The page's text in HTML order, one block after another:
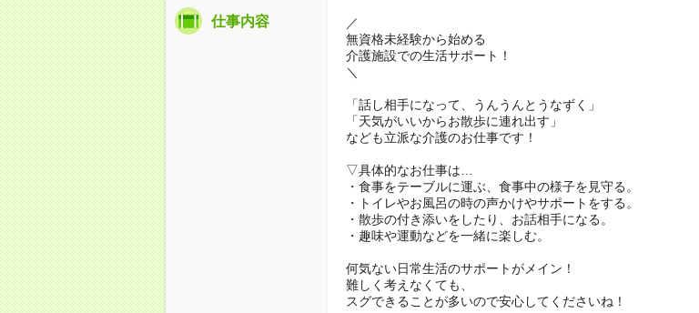
仕事内容
／
無資格未経験から始める
介護施設での生活サポート！
＼
「話し相手になって、うんうんとうなずく」
「天気がいいからお散歩に連れ出す」
なども立派な介護のお仕事です！
▽具体的なお仕事は…
・食事をテーブルに運ぶ、食事中の様子を見守る。
・トイレやお風呂の時の声かけやサポートをする。
・散歩の付き添いをしたり、お話相手になる。
・趣味や運動などを一緒に楽しむ。
何気ない日常生活のサポートがメイン！
難しく考えなくても、
スグできることが多いので安心してくださいね！